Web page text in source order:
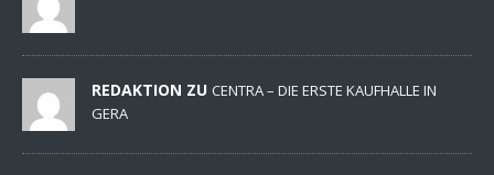
REDAKTION ZU CENTRA – DIE ERSTE KAUFHALLE IN
GERA